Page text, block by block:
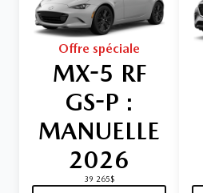
Offre spéciale
MX-5 RF
GS-P :
MANUELLE
2026
39 265$